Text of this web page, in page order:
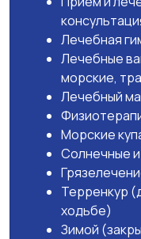
Лечебная
Лечебные
морские,
Лечебный
Морские
Солнечные
Терренкур
ходьбе)
Зимой